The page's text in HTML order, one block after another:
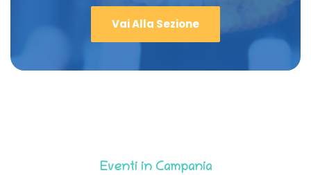
Vai Alla Sezione
Eventi in Campania